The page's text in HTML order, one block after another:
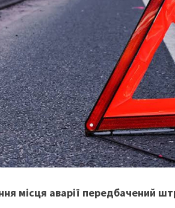
місця аварії передбачений